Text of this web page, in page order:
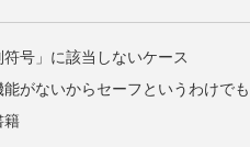
符号」に該当しないケース
がないからセーフというわけで
籍